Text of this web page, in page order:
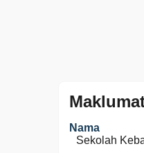
Nama
Sekolah